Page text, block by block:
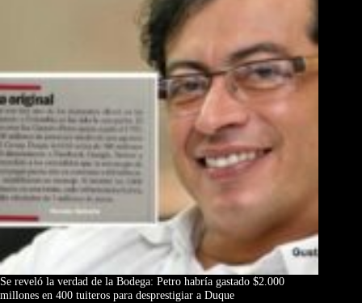
Se reveló la verdad de la Bodega: Petro habría gastado $2.000
millones en 400 tuiteros para desprestigiar a Duque